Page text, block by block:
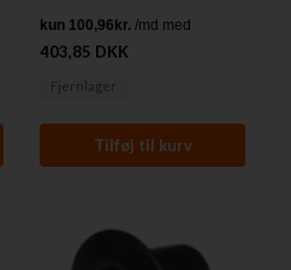
403,85 DKK
Fjernlager